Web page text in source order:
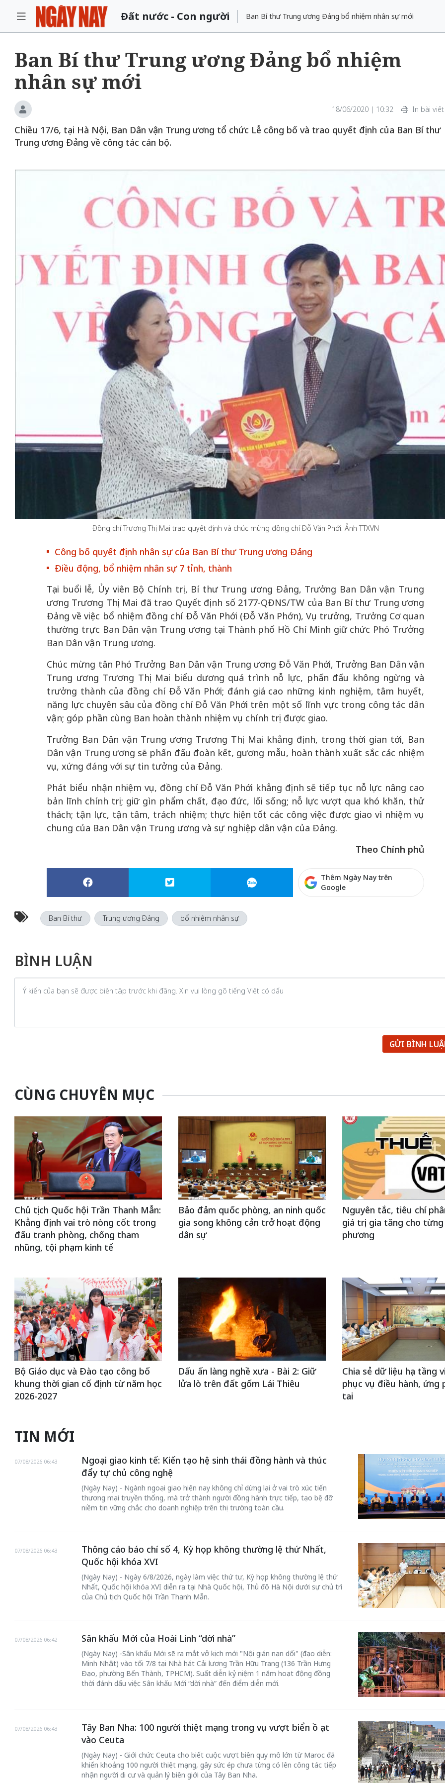
Đất nước - Con người Ban Bí thư Trung ương Đảng bổ nhiệm nhân sự mới
Ban Bí thư Trung ương Đảng bổ nhiệm
nhân sự mới
18/06/2020 | 10:32 In bài viết
Chiều 17/6, tại Hà Nội, Ban Dân vận Trung ương tổ chức Lễ công bố và trao quyết định của Ban Bí thư
Trung ương Đảng về công tác cán bộ.
Đồng chí Trương Thị Mai trao quyết định và chúc mừng đồng chí Đỗ Văn Phới. Ảnh TTXVN
Công bố quyết định nhân sự của Ban Bí thư Trung ương Đảng
Điều động, bổ nhiệm nhân sự 7 tỉnh, thành
Tại buổi lễ, Ủy viên Bộ Chính trị, Bí thư Trung ương Đảng, Trưởng Ban Dân vận Trung
ương Trương Thị Mai đã trao Quyết định số 2177-QĐNS/TW của Ban Bí thư Trung ương
Đảng về việc bổ nhiệm đồng chí Đỗ Văn Phới (Đỗ Văn Phớn), Vụ trưởng, Trưởng Cơ quan
thường trực Ban Dân vận Trung ương tại Thành phố Hồ Chí Minh giữ chức Phó Trưởng
Ban Dân vận Trung ương.
Chúc mừng tân Phó Trưởng Ban Dân vận Trung ương Đỗ Văn Phới, Trưởng Ban Dân vận
Trung ương Trương Thị Mai biểu dương quá trình nỗ lực, phấn đấu không ngừng và
trưởng thành của đồng chí Đỗ Văn Phới; đánh giá cao những kinh nghiệm, tâm huyết,
năng lực chuyên sâu của đồng chí Đỗ Văn Phới trên một số lĩnh vực trong công tác dân
vận; góp phần cùng Ban hoàn thành nhiệm vụ chính trị được giao.
Trưởng Ban Dân vận Trung ương Trương Thị Mai khẳng định, trong thời gian tới, Ban
Dân vận Trung ương sẽ phấn đấu đoàn kết, gương mẫu, hoàn thành xuất sắc các nhiệm
vụ, xứng đáng với sự tin tưởng của Đảng.
Phát biểu nhận nhiệm vụ, đồng chí Đỗ Văn Phới khẳng định sẽ tiếp tục nỗ lực nâng cao
bản lĩnh chính trị; giữ gìn phẩm chất, đạo đức, lối sống; nỗ lực vượt qua khó khăn, thử
thách; tận lực, tận tâm, trách nhiệm; thực hiện tốt các công việc được giao vì nhiệm vụ
chung của Ban Dân vận Trung ương và sự nghiệp dân vận của Đảng.
Theo Chính phủ
Thêm Ngày Nay trên
Google
Ban Bí thư Trung ương Đảng bổ nhiệm nhân sự
BÌNH LUẬN
GỬI BÌNH
Khách đến chơi nhà
Lê Hiền
Bắc Biên - Giữ một ngôi
làng ven sông Hồng của Hà
Nội
TS. Trần Kim Hào
không gian phát triển
mới - Kỳ 5: Thủ đô qua
50 năm Việt Nam gia
nhập UNESCO: Khơi
định hình vị thế kiến
tạo | Kỳ 4: Sáng kiến
50 năm Việt Nam gia
nhập UNESCO: Khơi
định hình vị thế kiến
Việt Nam
nhập
CÙNG CHUYÊN MỤC
Chủ tịch Quốc hội Trần Thanh Mẫn:
Khẳng định vai trò nòng cốt trong
đấu tranh phòng, chống tham
nhũng, tội phạm kinh tế
Bảo đảm quốc phòng, an ninh quốc
gia song không cản trở hoạt động
dân sự
Nguyên tắc, tiêu chí
giá trị gia tăng cho
phương
Bộ Giáo dục và Đào tạo công bố
khung thời gian cố định từ năm học
2026-2027
Dấu ấn làng nghề xưa - Bài 2: Giữ
lửa lò trên đất gốm Lái Thiêu
Chia sẻ dữ liệu hạ tầng
phục vụ điều hành, ứng
tai
TIN MỚI
Ngoại giao kinh tế: Kiến tạo hệ sinh thái đồng hành và thúc
đẩy tự chủ công nghệ
07/08/2026 06:43
(Ngày Nay) - Ngành ngoại giao hiện nay không chỉ dừng lại ở vai trò xúc tiến
thương mại truyền thống, mà trở thành người đồng hành trực tiếp, tạo bệ đỡ
niềm tin vững chắc cho doanh nghiệp trên thị trường toàn cầu.
Thông cáo báo chí số 4, Kỳ họp không thường lệ thứ Nhất,
Quốc hội khóa XVI
07/08/2026 06:43
(Ngày Nay) - Ngày 6/8/2026, ngày làm việc thứ tư, Kỳ họp không thường lệ thứ
Nhất, Quốc hội khóa XVI diễn ra tại Nhà Quốc hội, Thủ đô Hà Nội dưới sự chủ trì
của Chủ tịch Quốc hội Trần Thanh Mẫn.
Sân khấu Mới của Hoài Linh “dời nhà”
07/08/2026 06:42
(Ngày Nay) -Sân khấu Mới sẽ ra mắt vở kịch mới "Nội gián nạn dối" (đạo diễn:
Minh Nhật) vào tối 7/8 tại Nhà hát Cải lương Trần Hữu Trang (136 Trần Hưng
Đạo, phường Bến Thành, TPHCM). Suất diễn kỷ niệm 1 năm hoạt động đồng
thời đánh dấu việc Sân khấu Mới “dời nhà” đến điểm diễn mới.
Tây Ban Nha: 100 người thiệt mạng trong vụ vượt biển ồ ạt
vào Ceuta
07/08/2026 06:43
(Ngày Nay) - Giới chức Ceuta cho biết cuộc vượt biên quy mô lớn từ Maroc đã
khiến khoảng 100 người thiệt mạng, gây sức ép chưa từng có lên công tác tiếp
nhận người di cư và quản lý biên giới của Tây Ban Nha.